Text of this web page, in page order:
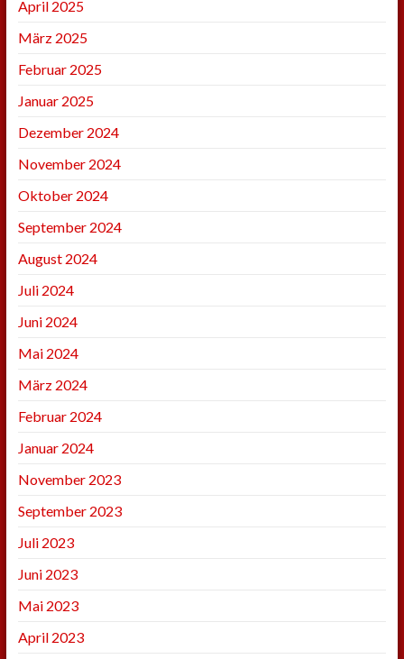
April 2025
März 2025
Februar 2025
Januar 2025
Dezember 2024
November 2024
Oktober 2024
September 2024
August 2024
Juli 2024
Juni 2024
Mai 2024
März 2024
Februar 2024
Januar 2024
November 2023
September 2023
Juli 2023
Juni 2023
Mai 2023
April 2023